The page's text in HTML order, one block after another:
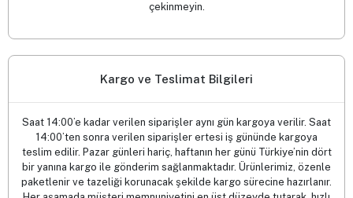
çekinmeyin.
Kargo ve Teslimat Bilgileri
Saat 14:00’e kadar verilen siparişler aynı gün kargoya verilir. Saat
14:00’ten sonra verilen siparişler ertesi iş gününde kargoya
teslim edilir. Pazar günleri hariç, haftanın her günü Türkiye’nin dört
bir yanına kargo ile gönderim sağlanmaktadır. Ürünlerimiz, özenle
paketlenir ve tazeliği korunacak şekilde kargo sürecine hazırlanır.